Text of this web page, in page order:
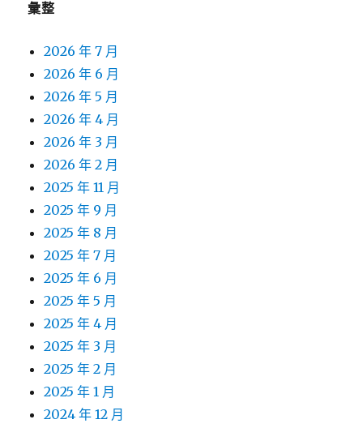
彙整
2026 年 7 月
2026 年 6 月
2026 年 5 月
2026 年 4 月
2026 年 3 月
2026 年 2 月
2025 年 11 月
2025 年 9 月
2025 年 8 月
2025 年 7 月
2025 年 6 月
2025 年 5 月
2025 年 4 月
2025 年 3 月
2025 年 2 月
2025 年 1 月
2024 年 12 月